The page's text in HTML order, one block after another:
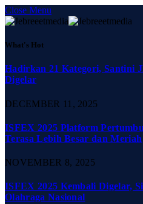
Close Menu
What's Hot
Hadirkan 21 Kategori, Santini
Digelar
DECEMBER 11, 2025
ISFEX 2025 Platform
Terasa Lebih Besar dan Meriah
NOVEMBER 8, 2025
ISFEX 2025 Kembali Digelar,
Olahraga Nasional